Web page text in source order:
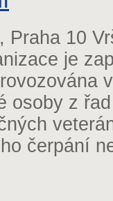
Praha 10
je
osoby z
čerpání